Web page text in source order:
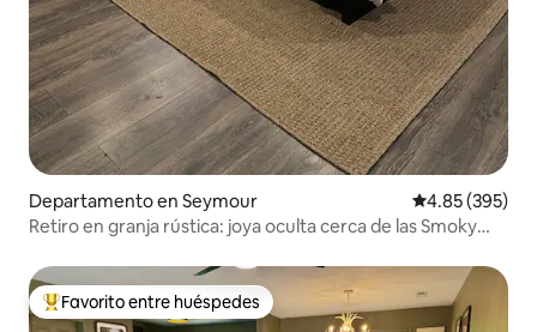
Departamento en Seymour Calificación
4.85 (395)
Retiro en granja rústica: joya oculta cerca de las Smoky
De los mejores en Favorito entre huéspedes
Favorito entre huéspedes